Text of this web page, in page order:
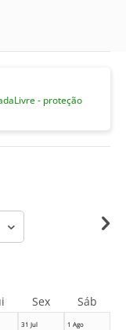
- proteção
31 Jul
1 Ago
Sex Sáb